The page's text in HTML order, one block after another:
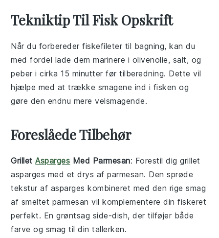
Tekniktip Til Fisk Opskrift
Når du forberederfiskefileter til bagning, kan du
med fordel lade dem marinere i olivenolie, salt, og
peber i cirka 15 minutter før tilberedning. Dette vil
hjælpe med at trække smagene ind i fisken og
gøre den endnu mere velsmagende.
Foreslåede Tilbehør
GrilletAsparges Med Parmesan: Forestil diggrillet
asparges med et drys afparmesan. Den sprøde
tekstur af asparges kombineret med den rige smag
af smeltet parmesan vil komplementere din fiskeret
perfekt. Engrøntsag side-dish, der tilføjer både
farve og smag til din tallerken.